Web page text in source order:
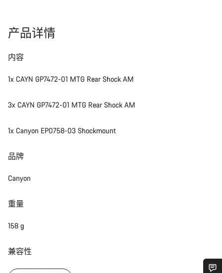
产品详情
内容
1x CAYN GP7472-01 MTG Rear Shock AM
3x CAYN GP7472-01 MTG Rear Shock AM
1x Canyon EP0758-03 Shockmount
品牌
Canyon
重量
158 g
兼容性